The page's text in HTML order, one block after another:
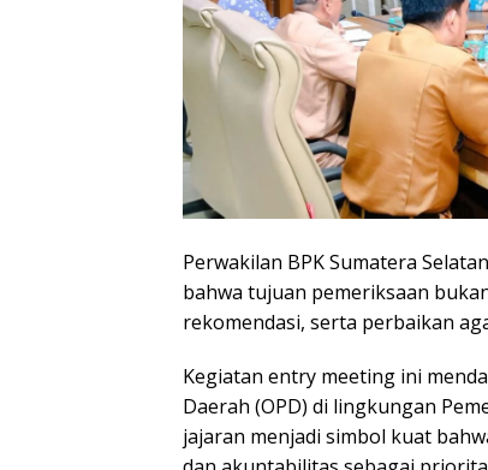
Perwakilan BPK Sumatera
bahwa tujuan pemeriksaan
rekomendasi, serta perbaikan
Kegiatan entry meeting ini
Daerah (OPD) di lingkungan
jajaran menjadi simbol kuat